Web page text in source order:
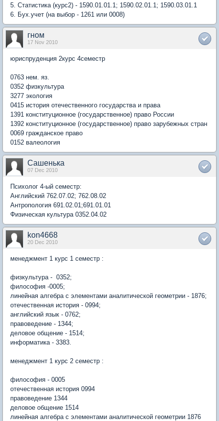
5. Статистика (курс2) - 1590.01.01.1; 1590.02.01.1; 1590.03.01.1
6. Бух.учет (на выбор - 1261 или 0008)
гном
17 Nov 2010
юриспруденция 2курс 4семестр
0763 нем. яз.
0352 физкультура
3277 экология
0415 история отечественного государства и права
1391 конституционное (государственное) право России
1392 конституционное (государственное) право зарубежных стран
0069 гражданское право
0152 валеология
Сашенька
07 Dec 2010
Психолог 4-ый семестр:
Английский 762.07.02; 762.08.02
Антропология 691.02.01;691.01.01
Физическая культура 0352.04.02
kon4668
20 Dec 2010
менеджмент 1 курс 1 семестр :
физкультура - 0352;
философия -0005;
линейная алгебра с элементами аналитической геометрии - 1876;
отечественная история - 0994;
английский язык - 0762;
правоведение - 1344;
деловое общение - 1514;
информатика - 3383.
менеджмент 1 курс 2 семестр :
философия - 0005
отечественная история 0994
правоведение 1344
деловое общение 1514
линейная алгебра с элементами аналитической геометрии 1876